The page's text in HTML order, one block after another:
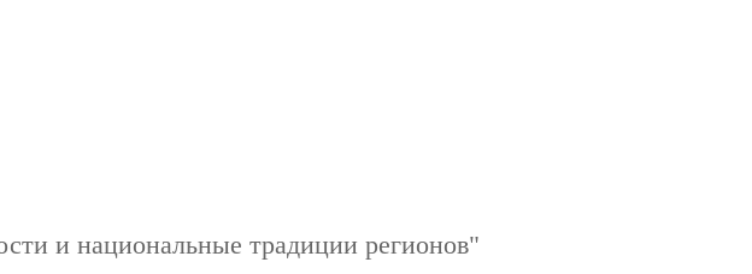
и национальные традиции регионов"